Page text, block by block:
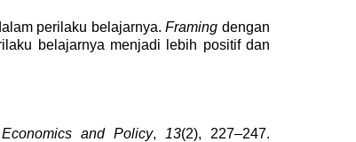
perilaku belajarnya. Framing dengan
belajarnya menjadi lebih positif dan
and Policy, 13(2), 227–247.